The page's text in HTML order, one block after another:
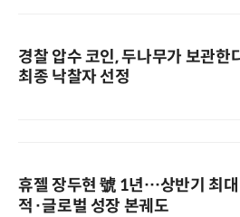
경찰 압수 코인, 두나무가 보관
최종 낙찰자 선정
휴젤 장두현 號 1년…상반기 최대
적·글로벌 성장 본궤도